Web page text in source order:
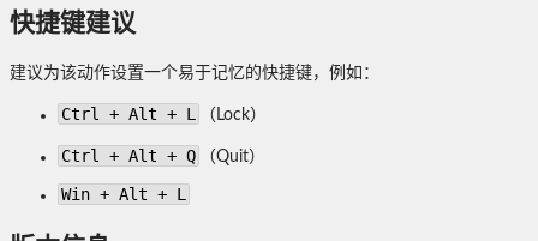
快捷键建议
建议为该动作设置一个易于记忆的快捷键，例如：
Ctrl + Alt + L （Lock）
Ctrl + Alt + Q （Quit）
Win + Alt + L